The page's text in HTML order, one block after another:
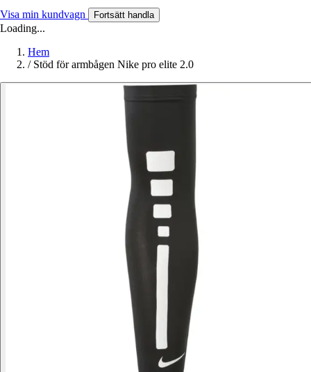
Visa min kundvagn Fortsätt handla
Loading...
Hem
/ Stöd för armbågen Nike pro elite 2.0